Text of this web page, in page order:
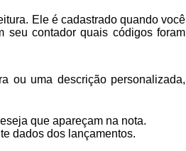
Ele é cadastrado quando você
seu contador quais códigos foram
ou uma descrição personalizada,
que apareçam na nota.
dados dos lançamentos.